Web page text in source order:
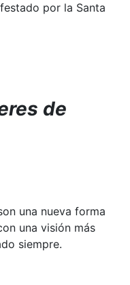
por la Santa
de
una nueva forma
una visión más
siempre.